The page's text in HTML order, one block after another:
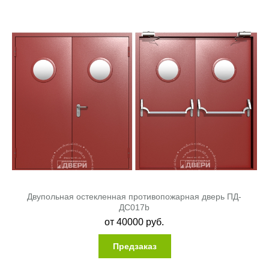
Двупольная остекленная противопожарная дверь ПД-
ДC017b
от40000 руб.
Предзаказ